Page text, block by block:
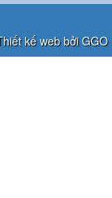
kế web bởi GGO